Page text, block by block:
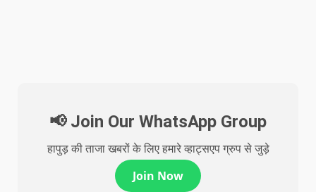
📢 Join Our WhatsApp Group
हापुड़ की ताजा खबरों के लिए हमारे व्हाट्सएप ग्रुप से जुड़े
Join Now